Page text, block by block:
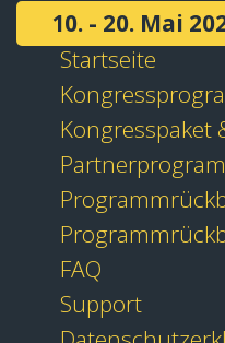
10. - 20. Mai
Startseite
Kongresspaket
FAQ
Support